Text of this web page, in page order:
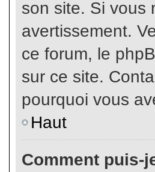
son site. Si vous
avertissement.
ce forum, le
sur ce site.
pourquoi vous
Haut
Comment puis-